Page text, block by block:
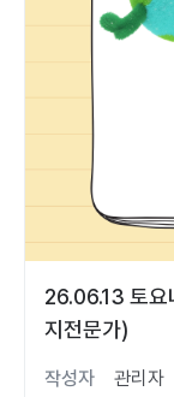
26.06.13 토요
지전문가)
작성자
관리자